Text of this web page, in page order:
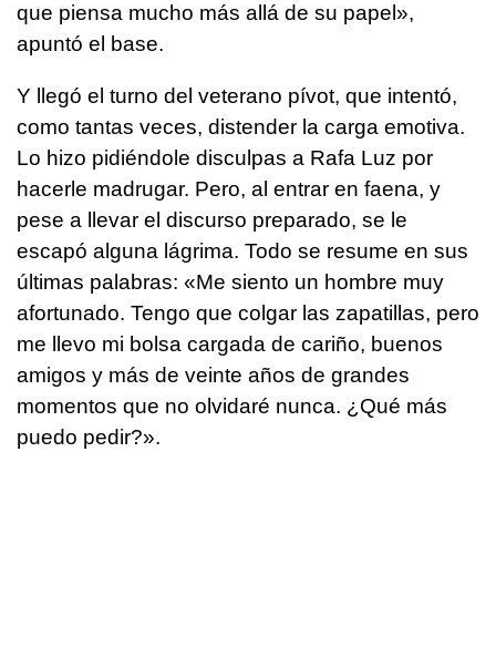
que piensa mucho más allá de su papel»,
apuntó el base.
Y llegó el turno del veterano pívot, que intentó,
como tantas veces, distender la carga emotiva.
Lo hizo pidiéndole disculpas a Rafa Luz por
hacerle madrugar. Pero, al entrar en faena, y
pese a llevar el discurso preparado, se le
escapó alguna lágrima. Todo se resume en sus
últimas palabras: «Me siento un hombre muy
afortunado. Tengo que colgar las zapatillas, pero
me llevo mi bolsa cargada de cariño, buenos
amigos y más de veinte años de grandes
momentos que no olvidaré nunca. ¿Qué más
puedo pedir?».